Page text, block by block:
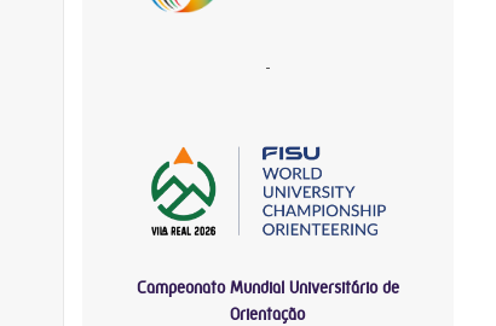
-
Campeonato Mundial Universitário de
Orientação